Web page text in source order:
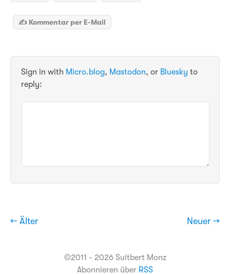
✍️ Kommentar per E-Mail
Sign in with Micro.blog, Mastodon, or Bluesky to
reply:
← Älter Neuer →
©2011 - 2026 Suitbert Monz
Abonnieren über RSS